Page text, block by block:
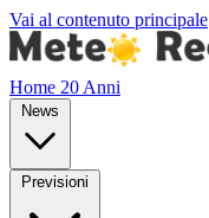
Vai al contenuto principale
Home 20 Anni
News
Previsioni